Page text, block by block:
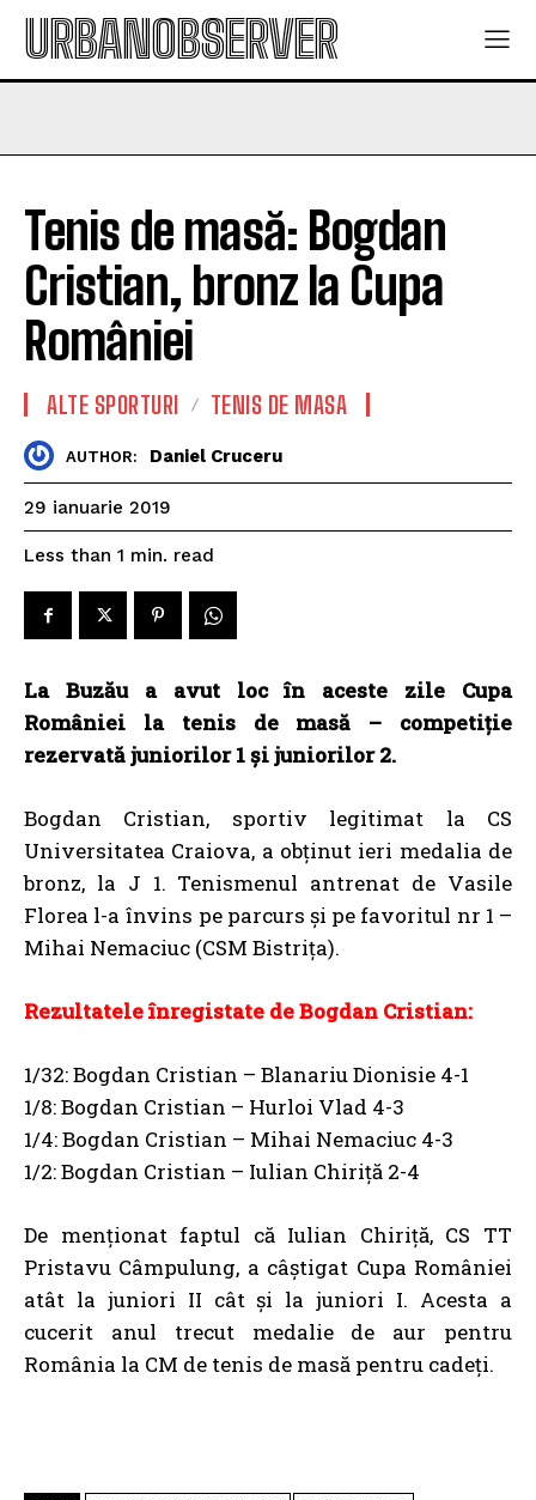
URBANOBSERVER
Tenis de masă: Bogdan
Cristian, bronz la Cupa
României
ALTE SPORTURI TENIS DE MASA
AUTHOR: Daniel Cruceru
29 ianuarie 2019
Less than 1 min. read
La Buzău a avut loc în aceste zile Cupa
României la tenis de masă – competiție
rezervată juniorilor 1 și juniorilor 2.
Bogdan Cristian, sportiv legitimat la CS
Universitatea Craiova, a obținut ieri medalia de
bronz, la J 1. Tenismenul antrenat de Vasile
Florea l-a învins pe parcurs și pe favoritul nr 1 –
Mihai Nemaciuc (CSM Bistrița).
Rezultatele înregistate de Bogdan Cristian:
1/32: Bogdan Cristian – Blanariu Dionisie 4-1
1/8: Bogdan Cristian – Hurloi Vlad 4-3
1/4: Bogdan Cristian – Mihai Nemaciuc 4-3
1/2: Bogdan Cristian – Iulian Chiriță 2-4
De menționat faptul că Iulian Chiriță, CS TT
Pristavu Câmpulung, a câștigat Cupa României
atât la juniori II cât și la juniori I. Acesta a
cucerit anul trecut medalie de aur pentru
România la CM de tenis de masă pentru cadeți.